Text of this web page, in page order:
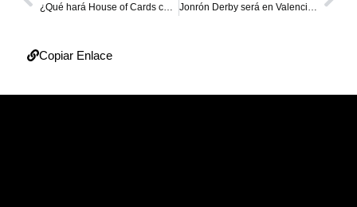
¿Qué hará House of Cards con el personaje de Kevin Spacey? Jonrón Derby será en Valencia en homenaje al Magallanes
Copiar Enlace